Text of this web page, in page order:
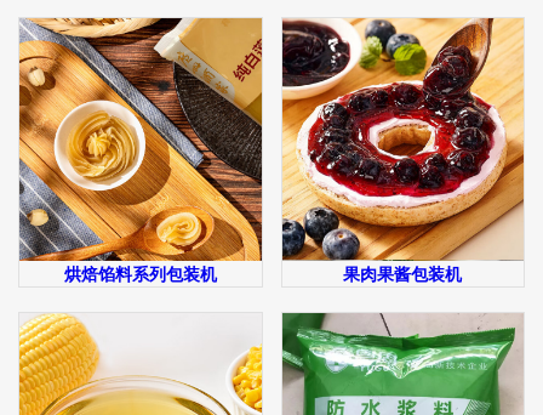
烘焙馅料系列包装机 果肉果酱包装机